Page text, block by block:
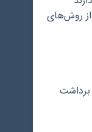
روش‌های